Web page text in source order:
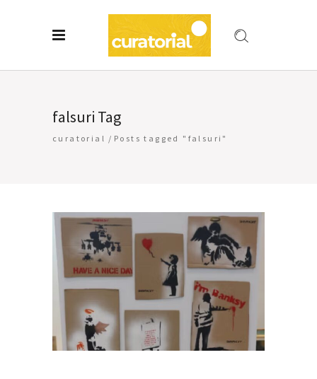
falsuri Tag
curatorial / Posts tagged "falsuri"